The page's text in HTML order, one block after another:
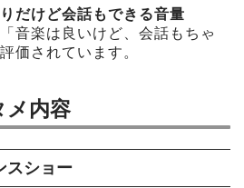
だけど会話もできる音量
音楽は良いけど、会話もちゃ
価されています。
メ内容
スショー